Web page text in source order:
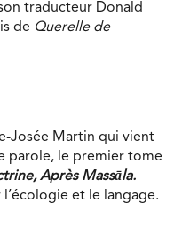
traducteur Donald
de Querelle de
Josée Martin qui vient
parole, le premier tome
Après Massāla.
l’écologie et le langage.